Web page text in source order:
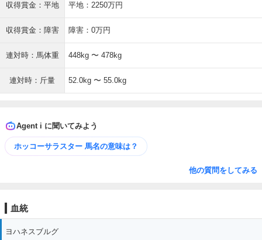
収得賞金：平地 平地：2250万円
収得賞金：障害 障害：0万円
連対時：馬体重 448kg 〜 478kg
連対時：斤量 52.0kg 〜 55.0kg
Agent i に聞いてみよう
ホッコーサラスター 馬名の意味は？
他の質問をしてみる
血統
ヨハネスブルグ